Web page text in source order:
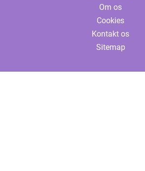
Om os
Cookies
Kontakt os
Sitemap